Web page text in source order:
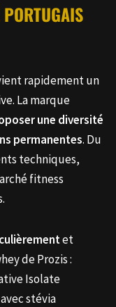
rapidement un
La marque
une diversité
permanentes. Du
techniques,
fitness
et
de Prozis :
Isolate
stévia